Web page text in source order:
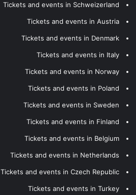
Tickets and events in Schweizerland
Tickets and events in Austria
Tickets and events in Denmark
Tickets and events in Italy
Tickets and events in Norway
Tickets and events in Poland
Tickets and events in Sweden
Tickets and events in Finland
Tickets and events in Belgium
Tickets and events in Netherlands
Tickets and events in Czech Republic
Tickets and events in Turkey